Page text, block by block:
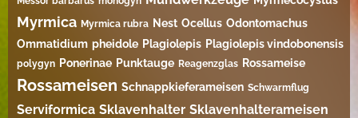
Myrmica Myrmica rubra Nest Ocellus Odontomachus
Ommatidium pheidole Plagiolepis Plagiolepis vindobonensis
polygyn Ponerinae Punktauge Reagenzglas Rossameise
Rossameisen Schnappkieferameisen Schwarmflug
Serviformica Sklavenhalter Sklavenhalterameisen